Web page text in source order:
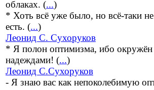
облаках. (...)
* Хоть всё уже было, но всё-таки
есть. (...)
Леонид С. Сухоруков
* Я полон оптимизма, ибо
надеждами! (...)
Леонид С.Сухоруков
- Я знаю вас как непоколебимую